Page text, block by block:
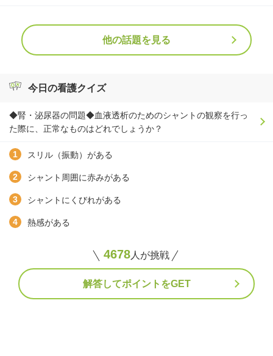
他の話題を見る
今日の看護クイズ
◆腎・泌尿器の問題◆血液透析のためのシャントの観察を行っ
た際に、正常なものはどれでしょうか？
スリル（振動）がある
シャント周囲に赤みがある
シャントにくびれがある
熱感がある
4678 人が挑戦
解答してポイントをGET